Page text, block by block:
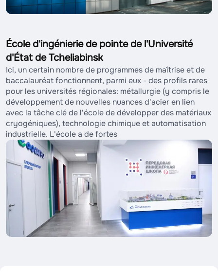
École d'ingénierie de pointe de l'Université
d'État de Tcheliabinsk
Ici, un certain nombre de programmes de maîtrise et de
baccalauréat fonctionnent, parmi eux - des profils rares
pour les universités régionales: métallurgie (y compris le
développement de nouvelles nuances d'acier en lien
avec la tâche clé de l'école de développer des matériaux
cryogéniques), technologie chimique et automatisation
industrielle. L'école a de fortes